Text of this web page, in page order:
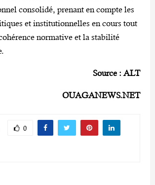
consolidé, prenant en compte les
et institutionnelles en cours tout
normative et la stabilité
Source : ALT
OUAGANEWS.NET
0